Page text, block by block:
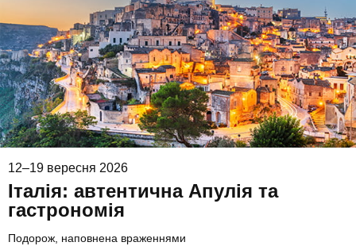
12–19 вересня 2026
Італія: автентична Апулія та
гастрономія
Подорож, наповнена враженнями